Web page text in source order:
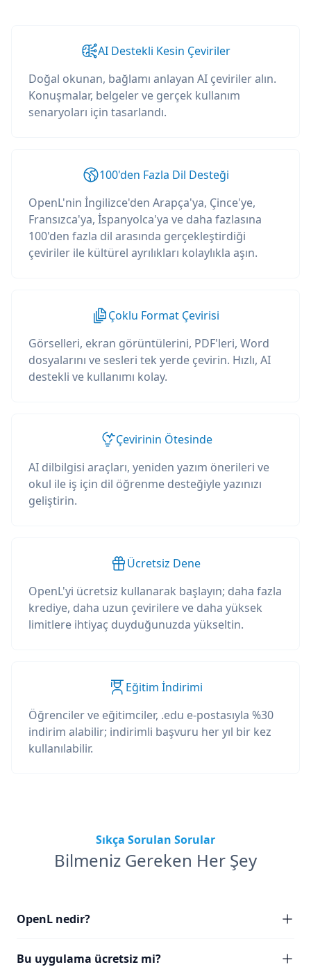
AI Destekli Kesin Çeviriler
Doğal okunan, bağlamı anlayan AI çeviriler alın.
Konuşmalar, belgeler ve gerçek kullanım
senaryoları için tasarlandı.
100'den Fazla Dil Desteği
OpenL'nin İngilizce'den Arapça'ya, Çince'ye,
Fransızca'ya, İspanyolca'ya ve daha fazlasına
100'den fazla dil arasında gerçekleştirdiği
çeviriler ile kültürel ayrılıkları kolaylıkla aşın.
Çoklu Format Çevirisi
Görselleri, ekran görüntülerini, PDF'leri, Word
dosyalarını ve sesleri tek yerde çevirin. Hızlı, AI
destekli ve kullanımı kolay.
Çevirinin Ötesinde
AI dilbilgisi araçları, yeniden yazım önerileri ve
okul ile iş için dil öğrenme desteğiyle yazınızı
geliştirin.
Ücretsiz Dene
OpenL'yi ücretsiz kullanarak başlayın; daha fazla
krediye, daha uzun çevirilere ve daha yüksek
limitlere ihtiyaç duyduğunuzda yükseltin.
Eğitim İndirimi
Öğrenciler ve eğitimciler, .edu e-postasıyla %30
indirim alabilir; indirimli başvuru her yıl bir kez
kullanılabilir.
Sıkça Sorulan Sorular
Bilmeniz Gereken Her Şey
OpenL nedir?
Bu uygulama ücretsiz mi?